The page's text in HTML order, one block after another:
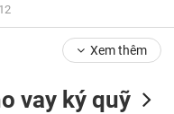
Xem thêm
vay ký quỹ